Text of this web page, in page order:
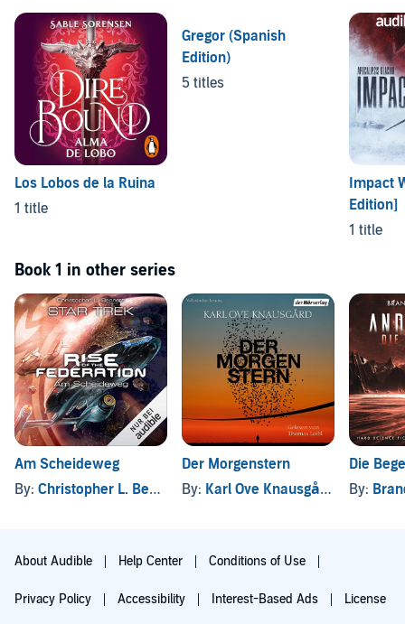
Los Lobos de la Ruina
1 title
Gregor (Spanish
Edition)
5 titles
Impact
Edition]
1 title
Book 1 in other series
Am Scheideweg
By: Christopher L. Bennett
Der Morgenstern
By: Karl Ove Knausgård , and
Die
By:
About Audible Help Center Conditions of Use
Privacy Policy Accessibility Interest-Based Ads License